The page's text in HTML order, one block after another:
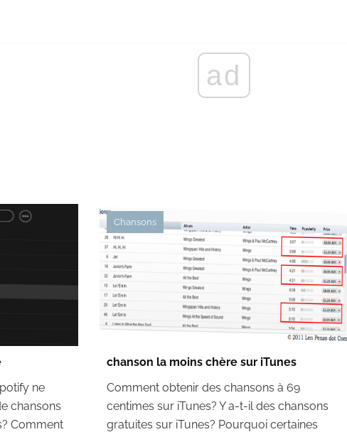
ad
ne
chansons
Comment
Chansons
chanson la moins chère sur iTunes
Comment obtenir des chansons à 69
centimes sur iTunes? Y a-t-il des chansons
gratuites sur iTunes? Pourquoi certaines